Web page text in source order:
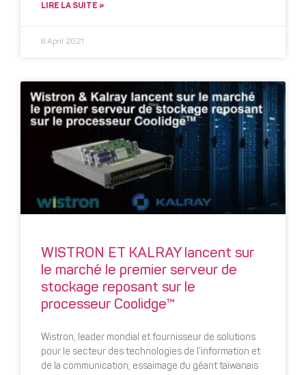
LIRE LA SUITE »
8 April 2021
WISTRON ET KALRAY lancent sur
le marché le premier serveur de
stockage reposant sur le
processeur Coolidge™
Wistron, leader mondial et fournisseur de solutions
pour le secteur des technologies de l’information et
de la communication, essaimage du géant taïwanais